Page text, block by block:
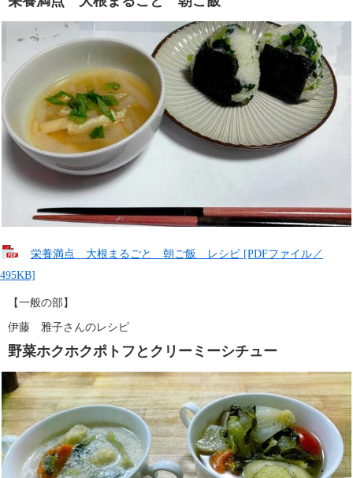
栄養満点 大根まるごと 朝ご飯 レシピ [PDFファイル／
495KB]
【一般の部】
伊藤　雅子さんのレシピ
野菜ホクホクポトフとクリーミーシチュー